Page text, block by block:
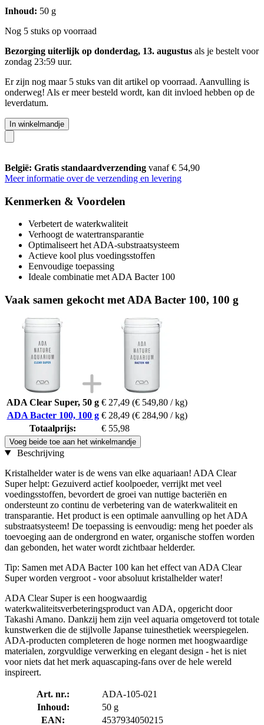
Inhoud: 50 g
Nog 5 stuks op voorraad
Bezorging uiterlijk op donderdag, 13. augustus als je bestelt voor
zondag 23:59 uur.
Er zijn nog maar 5 stuks van dit artikel op voorraad. Aanvulling is
onderweg! Als er meer besteld wordt, kan dit invloed hebben op de
leverdatum.
In winkelmandje
België: Gratis standaardverzending vanaf € 54,90
Meer informatie over de verzending en levering
Kenmerken & Voordelen
Verbetert de waterkwaliteit
Verhoogt de watertransparantie
Optimaliseert het ADA-substraatsysteem
Actieve kool plus voedingsstoffen
Eenvoudige toepassing
Ideale combinatie met ADA Bacter 100
Vaak samen gekocht met ADA Bacter 100, 100 g
ADA Clear Super, 50 g € 27,49 (€ 549,80 / kg)
ADA Bacter 100, 100 g € 28,49 (€ 284,90 / kg)
Totaalprijs:
€ 55,98
Voeg beide toe aan het winkelmandje
Beschrijving
Kristalhelder water is de wens van elke aquariaan! ADA Clear
Super helpt: Gezuiverd actief koolpoeder, verrijkt met veel
voedingsstoffen, bevordert de groei van nuttige bacteriën en
ondersteunt zo continu de verbetering van de waterkwaliteit en
transparantie. Het product is een optimale aanvulling op het ADA
substraatsysteem! De toepassing is eenvoudig: meng het poeder als
toevoeging aan de ondergrond en water, organische stoffen worden
dan gebonden, het water wordt zichtbaar helderder.
Tip: Samen met ADA Bacter 100 kan het effect van ADA Clear
Super worden vergroot - voor absoluut kristalhelder water!
ADA Clear Super is een hoogwaardig
waterkwaliteitsverbeteringsproduct van ADA, opgericht door
Takashi Amano. Dankzij hem zijn veel aquaria omgetoverd tot totale
kunstwerken die de stijlvolle Japanse tuinesthetiek weerspiegelen.
ADA-producten completeren de hoge normen met hoogwaardige
materialen, zorgvuldige verwerking en elegant design - het is niet
voor niets dat het merk aquascaping-fans over de hele wereld
inspireert.
Art. nr.:
ADA-105-021
Inhoud:
50 g
EAN:
4537934050215